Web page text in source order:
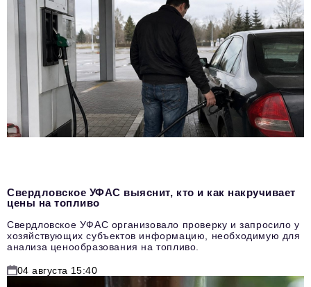
Свердловское УФАС выяснит, кто и как накручивает
цены на топливо
Свердловское УФАС организовало проверку и запросило у
хозяйствующих субъектов информацию, необходимую для
анализа ценообразования на топливо.
04 августа 15:40